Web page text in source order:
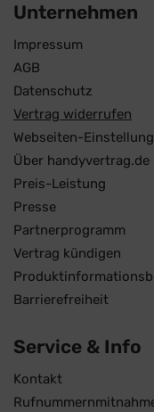
Unternehmen
Impressum
AGB
Datenschutz
Vertrag widerrufen
Webseiten-
Über handyvertrag.de
Preis-Leistung
Presse
Partnerprogramm
Vertrag kündigen
Barrierefreiheit
Service & Info
Kontakt